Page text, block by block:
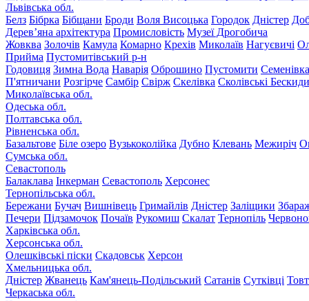
Львівська обл.
Белз Бібрка Бібщани Броди Воля Висоцька Городок Дністер
Дерев’яна архітектура Промисловість Музеї Дрогобича
Жовква Золочів Камула Комарно Крехів Миколаїв Нагуєвичі
Прийма Пустомитівський р-н
Годовиця Зимна Вода Наварія Оброшино Пустомити Семенівка
П'ятничани Розгірче Самбір Свірж Скелівка Сколівські Бескиди
Миколаївська обл.
Одеська обл.
Полтавська обл.
Рівненська обл.
Базальтове Біле озеро Вузькоколійка Дубно Клевань Межиріч
Сумська обл.
Севастополь
Балаклава Інкерман Севастополь Херсонес
Тернопільська обл.
Бережани Бучач Вишнівець Гримайлів Дністер Заліщики
Печери Підзамочок Почаїв Рукомиш Скалат Тернопіль
Харківська обл.
Херсонська обл.
Олешківські піски Скадовськ Херсон
Хмельницька обл.
Дністер Жванець Кам'янець-Подільський Сатанів Сутківці
Черкаська обл.